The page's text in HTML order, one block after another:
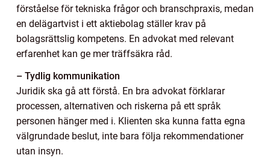
förståelse för tekniska frågor och branschpraxis, medan
en delägartvist i ett aktiebolag ställer krav på
bolagsrättslig kompetens. En advokat med relevant
erfarenhet kan ge mer träffsäkra råd.
– Tydlig kommunikation
Juridik ska gå att förstå. En bra advokat förklarar
processen, alternativen och riskerna på ett språk
personen hänger med i. Klienten ska kunna fatta egna
välgrundade beslut, inte bara följa rekommendationer
utan insyn.